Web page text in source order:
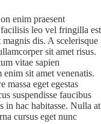
enim praesent
leo vel fringilla est
dis. A scelerisque
sit amet risus.
vitae sapien
sit amet venenatis.
massa eget egestas
suspendisse faucibus
in hac habitasse. Nulla at
cursus eget nunc